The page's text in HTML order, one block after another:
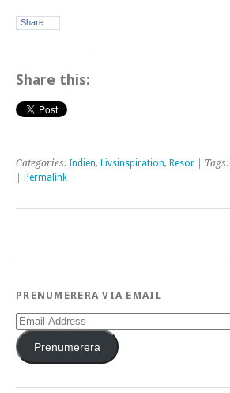
Share
Share this:
Categories: Indien, Livsinspiration, Resor | Tags:
Permalink
PRENUMERERA VIA EMAIL
Email
Address
Prenumerera